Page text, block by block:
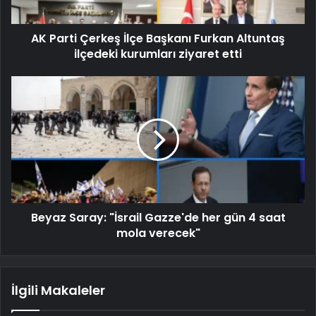
AK Parti Çerkeş İlçe Başkanı Furkan Altuntaş
ilçedeki kurumları ziyaret etti
Beyaz Saray: "İsrail Gazze'de her gün 4 saat
mola verecek"
İlgili Makaleler